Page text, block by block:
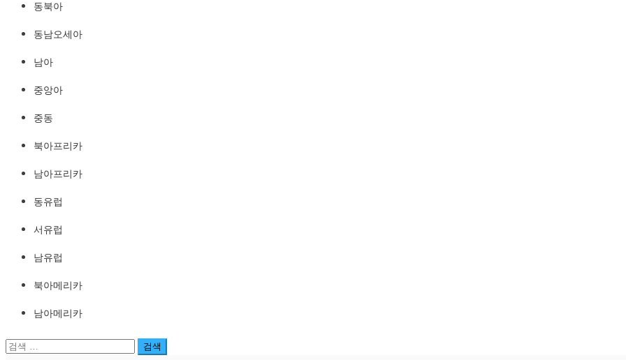
동북아
동남오세아
남아
중앙아
중동
북아프리카
남아프리카
동유럽
서유럽
남유럽
북아메리카
남아메리카
검